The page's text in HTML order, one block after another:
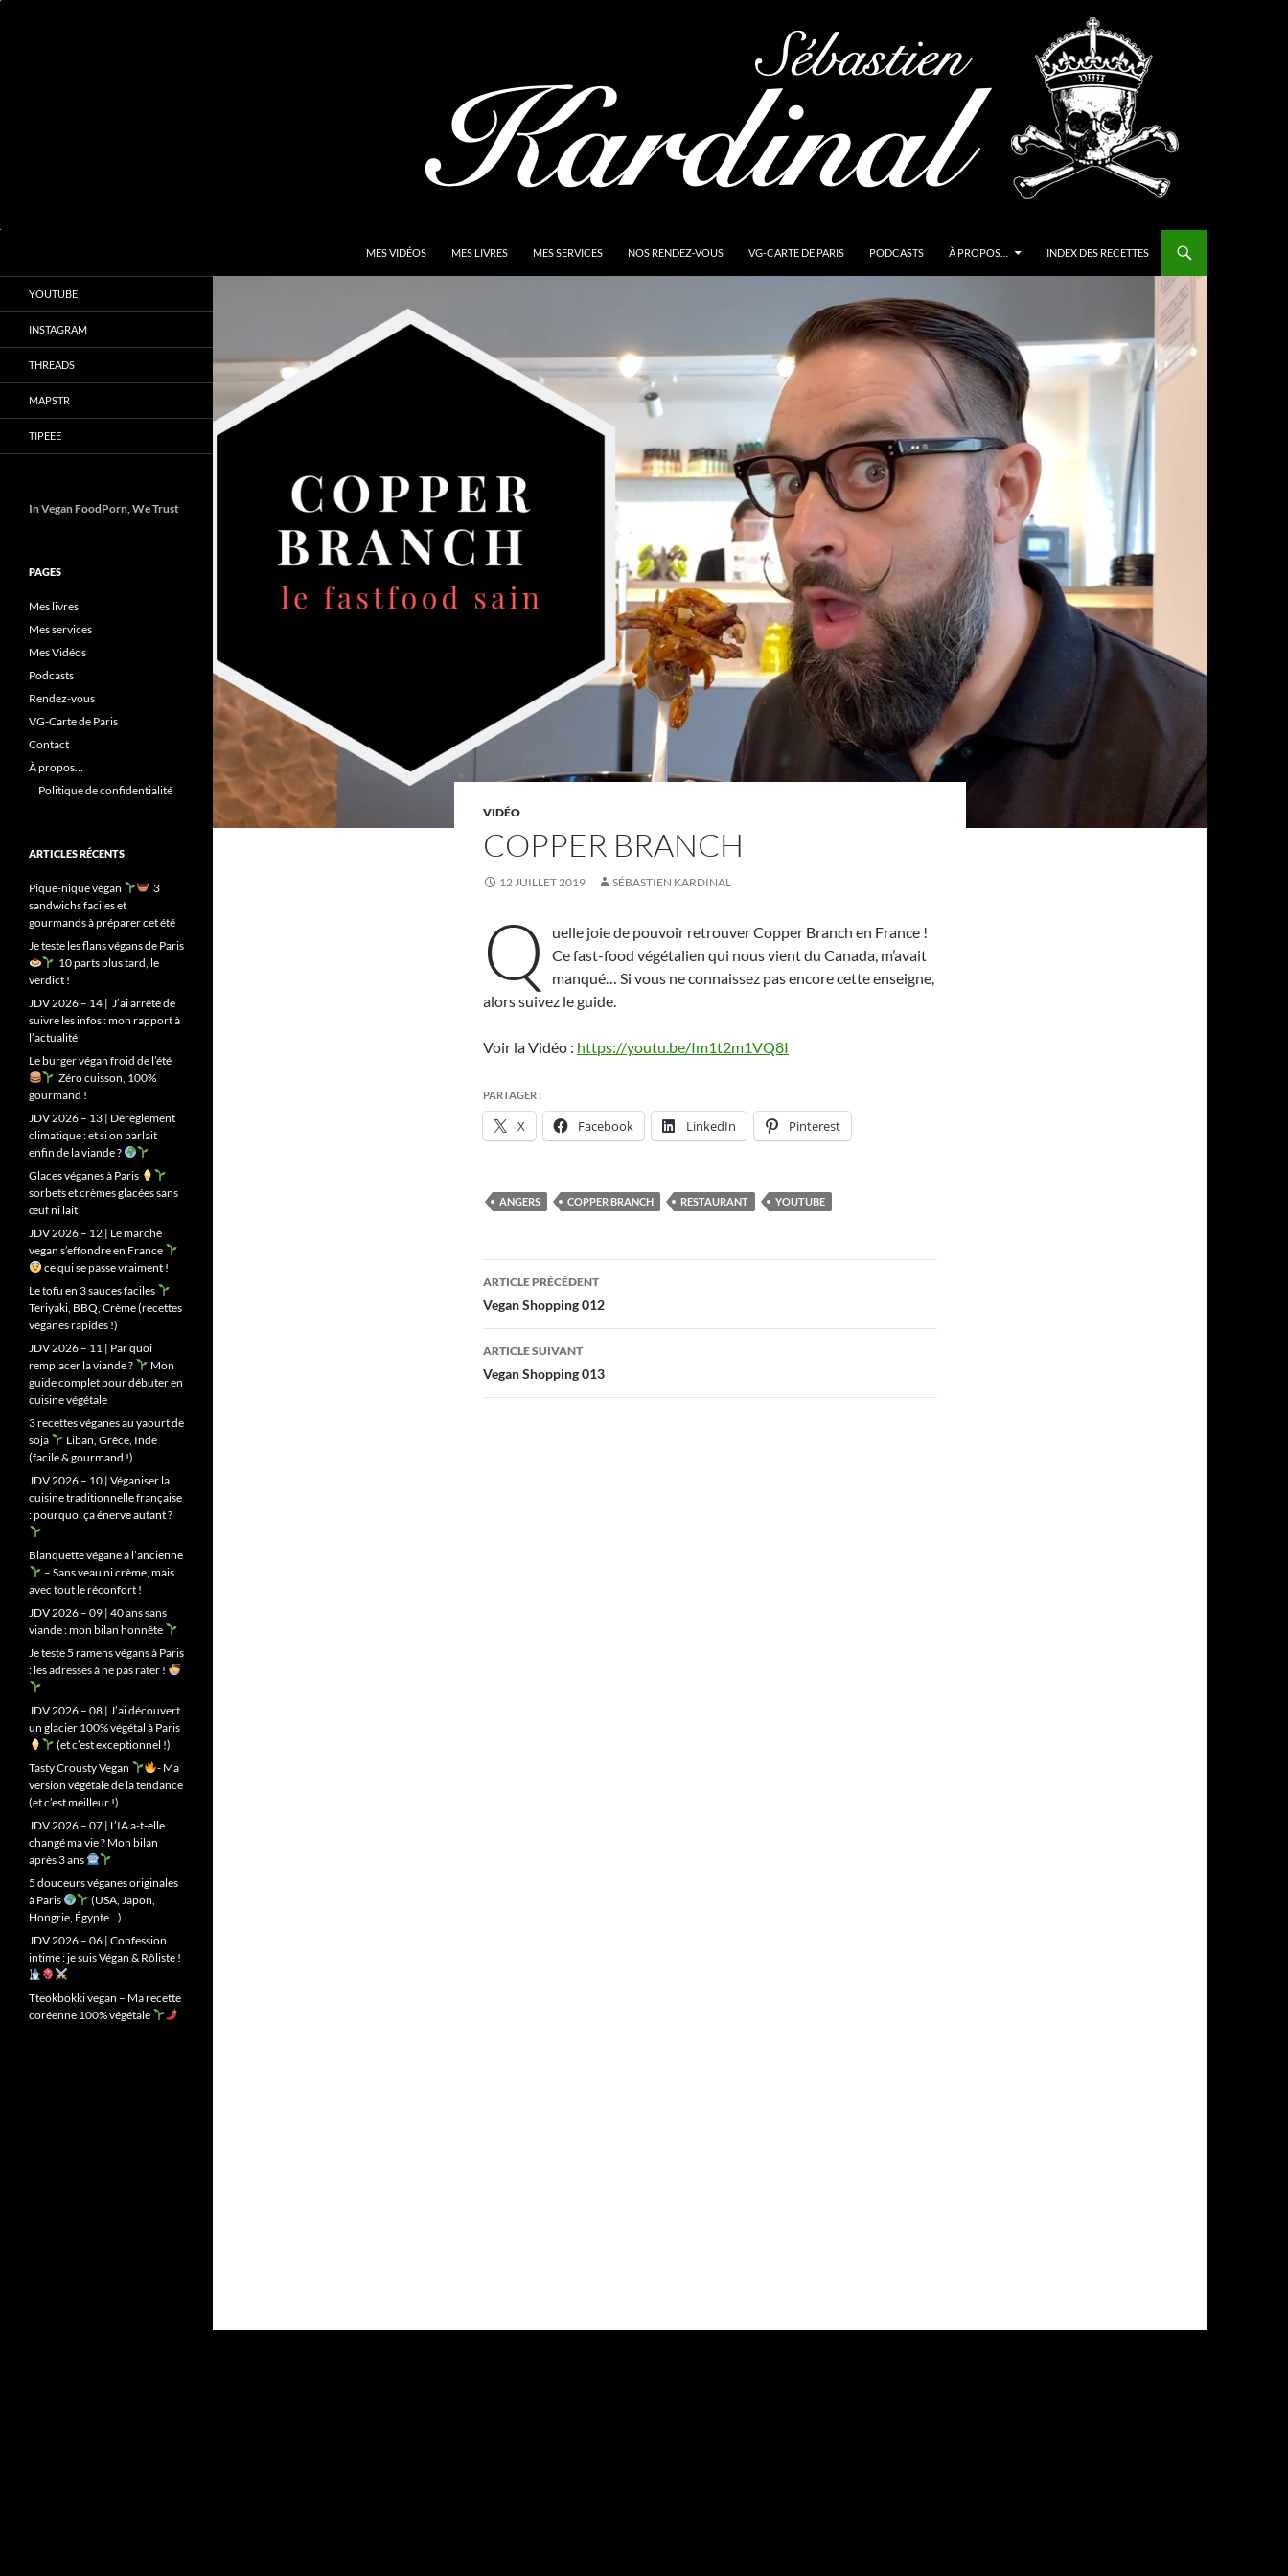
MES VIDÉOS MES LIVRES MES SERVICES NOS RENDEZ-VOUS VG-CARTE DE PARIS PODCASTS À PROPOS… INDEX DES RECETTES
VIDÉO
COPPER BRANCH
12 JUILLET 2019 SÉBASTIEN KARDINAL
Q
uelle joie de pouvoir retrouver Copper Branch en France !
Ce fast-food végétalien qui nous vient du Canada, m’avait
manqué… Si vous ne connaissez pas encore cette enseigne,
alors suivez le guide.
Voir la Vidéo : https://youtu.be/Im1t2m1VQ8I
PARTAGER :
X Facebook LinkedIn Pinterest
ANGERS COPPER BRANCH RESTAURANT YOUTUBE
Navigation
des
articles
ARTICLE PRÉCÉDENT
Vegan Shopping 012
ARTICLE SUIVANT
Vegan Shopping 013
YOUTUBE
INSTAGRAM
THREADS
MAPSTR
TIPEEE
In Vegan FoodPorn, We Trust
PAGES
Mes livres
Mes services
Mes Vidéos
Podcasts
Rendez-vous
VG-Carte de Paris
Contact
À propos…
Politique de confidentialité
ARTICLES RÉCENTS
Pique-nique végan
3
sandwichs faciles et
gourmands à préparer cet été
Je teste les flans végans de Paris
10 parts plus tard, le
verdict !
JDV 2026 – 14 | J’ai arrêté de
suivre les infos : mon rapport à
l’actualité
Le burger végan froid de l’été
Zéro cuisson, 100%
gourmand !
JDV 2026 – 13 | Dérèglement
climatique : et si on parlait
enfin de la viande ?
Glaces véganes à Paris
sorbets et crèmes glacées sans
œuf ni lait
JDV 2026 – 12 | Le marché
vegan s’effondre en France
ce qui se passe vraiment !
Le tofu en 3 sauces faciles
Teriyaki, BBQ, Crème (recettes
véganes rapides !)
JDV 2026 – 11 | Par quoi
remplacer la viande ?
Mon
guide complet pour débuter en
cuisine végétale
3 recettes véganes au yaourt de
soja
Liban, Grèce, Inde
(facile & gourmand !)
JDV 2026 – 10 | Véganiser la
cuisine traditionnelle française
: pourquoi ça énerve autant ?
Blanquette végane à l’ancienne
– Sans veau ni crème, mais
avec tout le réconfort !
JDV 2026 – 09 | 40 ans sans
viande : mon bilan honnête
Je teste 5 ramens végans à Paris
: les adresses à ne pas rater !
JDV 2026 – 08 | J’ai découvert
un glacier 100% végétal à Paris
(et c’est exceptionnel !)
Tasty Crousty Vegan
- Ma
version végétale de la tendance
(et c’est meilleur !)
JDV 2026 – 07 | L’IA a-t-elle
changé ma vie ? Mon bilan
après 3 ans
5 douceurs véganes originales
à Paris
(USA, Japon,
Hongrie, Égypte…)
JDV 2026 – 06 | Confession
intime : je suis Végan & Rôliste !
Tteokbokki vegan – Ma recette
coréenne 100% végétale